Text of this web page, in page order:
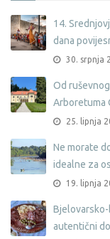
14.
dana
30. srpnja
Od
Arboretuma
25. lipnja
Ne morate
idealne za
19. lipnja
Bjelovarsko-
autentični